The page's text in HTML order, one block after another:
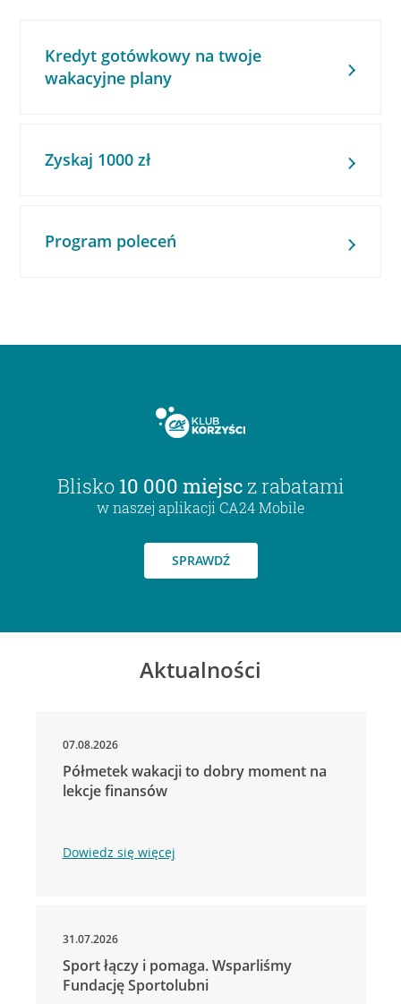
Kredyt gotówkowy na twoje
wakacyjne plany
Zyskaj 1000 zł
Program poleceń
Blisko 10 000 miejsc z rabatami
w naszej aplikacji CA24 Mobile
SPRAWDŹ
Aktualności
07.08.2026
Półmetek wakacji to dobry moment na
lekcje finansów
Dowiedz się więcej
31.07.2026
Sport łączy i pomaga. Wsparliśmy
Fundację Sportolubni